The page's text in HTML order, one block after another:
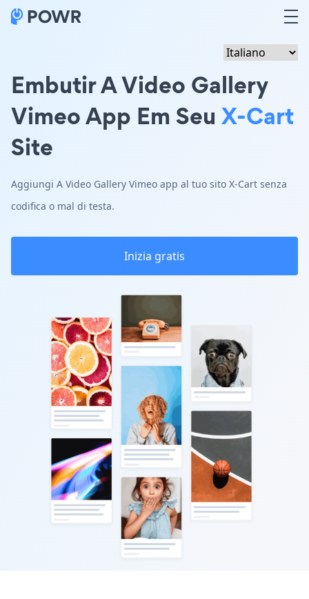
Embutir A Video Gallery
Vimeo App Em Seu X-Cart
Site
Aggiungi A Video Gallery Vimeo app al tuo sito X-Cart senza
codifica o mal di testa.
Inizia gratis